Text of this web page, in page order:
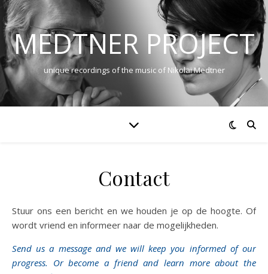
MEDTNER PROJECT
unique recordings of the music of Nikolai Medtner
Contact
Stuur ons een bericht en we houden je op de hoogte. Of
wordt vriend en informeer naar de mogelijkheden.
Send us a message and we will keep you informed of our
progress. Or become a friend and learn more about the